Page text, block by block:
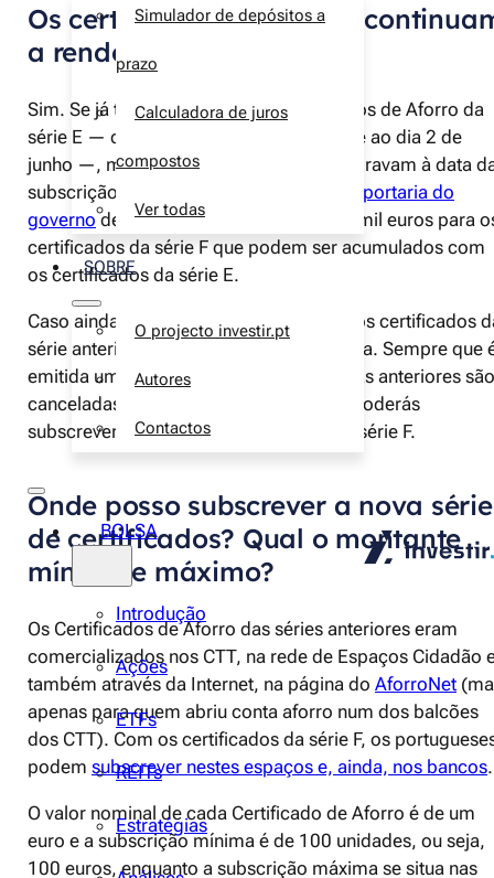
Simulador de depósitos a
prazo
Calculadora de juros
compostos
Ver todas
SOBRE
O projecto investir.pt
Autores
Contactos
BOLSA
Introdução
Ações
ETFs
REITs
Estratégias
Os certificados da série E
a render juros a 3,5%?
Sim. Se já tiveres subscrito os Certificados de Aforro da
série E — que foram comercializados até ao dia 2 de
junho —, manténs as condições que vigoravam à data
subscrição. No entanto, lembra-te que a portaria do
governodefine um teto máximo de 250 mil euros para
certificados da série F que podem ser acumulados com
os certificados da série E.
Caso ainda estejas a pensar subscrever os certificados
série anterior, deves abandonar essa ideia. Sempre que
emitida uma nova série de certificados, as anteriores são
canceladas. Isto significa que agora só poderás
subscrever os Certificados de Aforro da série F.
Onde posso subscrever a nova série
de certificados? Qual o montante
mínimo e máximo?
Os Certificados de Aforro das séries anteriores eram
comercializados nos CTT, na rede de Espaços Cidadão
também através da Internet, na página do AforroNet
apenas para quem abriu conta aforro num dos balcões
dos CTT). Com os certificados da série F, os
podem subscrever nestes espaços e, ainda, nos bancos.
O valor nominal de cada Certificado de Aforro é de um
euro e a subscrição mínima é de 100 unidades, ou seja,
100 euros, enquanto a subscrição máxima se situa nas